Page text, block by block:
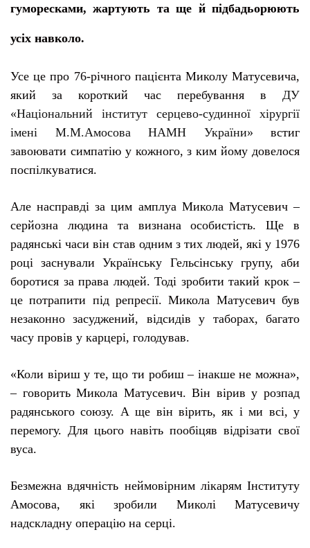
гуморесками, жартують та ще й підбадьорюють
усіх навколо.
Усе це про 76-річного пацієнта Миколу Матусевича,
який за короткий час перебування в ДУ
«Національний інститут серцево-судинної хірургії
імені М.М.Амосова НАМН України» встиг
завоювати симпатію у кожного, з ким йому довелося
поспілкуватися.
Але насправді за цим амплуа Микола Матусевич –
серйозна людина та визнана особистість. Ще в
радянські часи він став одним з тих людей, які у 1976
році заснували Українську Гельсінську групу, аби
боротися за права людей. Тоді зробити такий крок –
це потрапити під репресії. Микола Матусевич був
незаконно засуджений, відсидів у таборах, багато
часу провів у карцері, голодував.
«Коли віриш у те, що ти робиш – інакше не можна»,
– говорить Микола Матусевич. Він вірив у розпад
радянського союзу. А ще він вірить, як і ми всі, у
перемогу. Для цього навіть пообіцяв відрізати свої
вуса.
Безмежна вдячність неймовірним лікарям Інституту
Амосова, які зробили Миколі Матусевичу
надскладну операцію на серці.